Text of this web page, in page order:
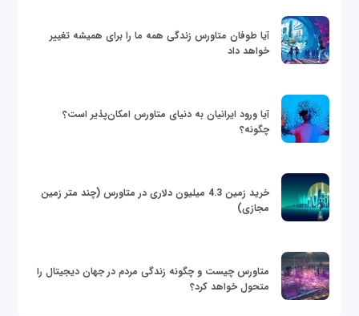
آیا طوفان متاورس زندگی همه ما را برای همیشه تغییر
خواهد داد
آیا ورود ایرانیان به دنیای متاورس امکان‌پذیر است؟
چگونه؟
خرید زمین 4.3 میلیون دلاری در متاورس (چند متر زمین
مجازی)
متاورس چیست و چگونه زندگی مردم در جهان دیجیتال را
متحول خواهد کرد؟